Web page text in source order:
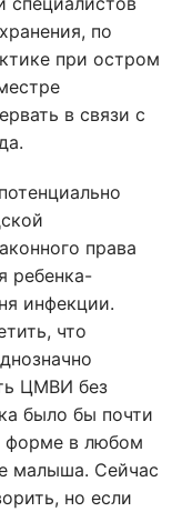
по
при остром
в связи с
права
ребенка-
инфекции.
что
ЦМВИ без
было бы почти
форме в любом
малыша. Сейчас
но если